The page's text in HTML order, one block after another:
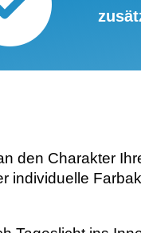
den Charakter
individuelle